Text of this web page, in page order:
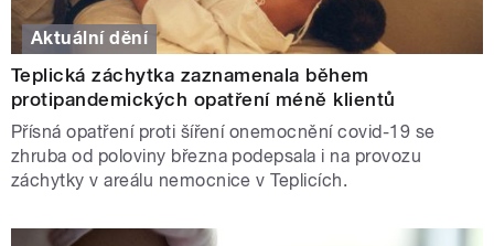
Aktuální dění
Teplická záchytka zaznamenala během
protipandemických opatření méně klientů
Přísná opatření proti šíření onemocnění covid-19 se
zhruba od poloviny března podepsala i na provozu
záchytky v areálu nemocnice v Teplicích.